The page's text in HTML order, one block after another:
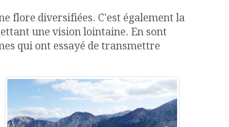
flore diversifiées. C'est également la
une vision lointaine. En sont
qui ont essayé de transmettre